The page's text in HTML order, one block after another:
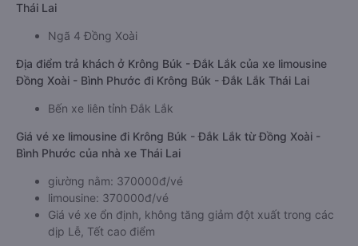
Thái Lai
Ngã 4 Đồng Xoài
Địa điểm trả khách ở Krông Búk - Đắk Lắk của xe limousine
Đồng Xoài - Bình Phước đi Krông Búk - Đắk Lắk Thái Lai
Bến xe liên tỉnh Đắk Lắk
Giá vé xe limousine đi Krông Búk - Đắk Lắk từ Đồng Xoài -
Bình Phước của nhà xe Thái Lai
giường nằm: 370000đ/vé
limousine: 370000đ/vé
Giá vé xe ổn định, không tăng giảm đột xuất trong các
dịp Lễ, Tết cao điểm